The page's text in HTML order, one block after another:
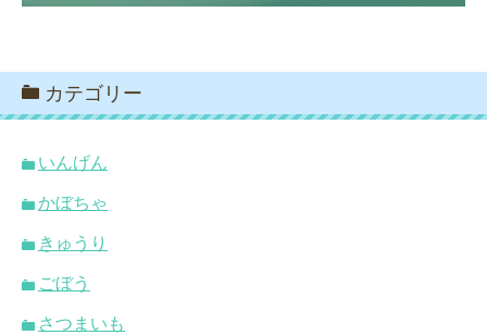
カテゴリー
いんげん
かぼちゃ
きゅうり
ごぼう
さつまいも